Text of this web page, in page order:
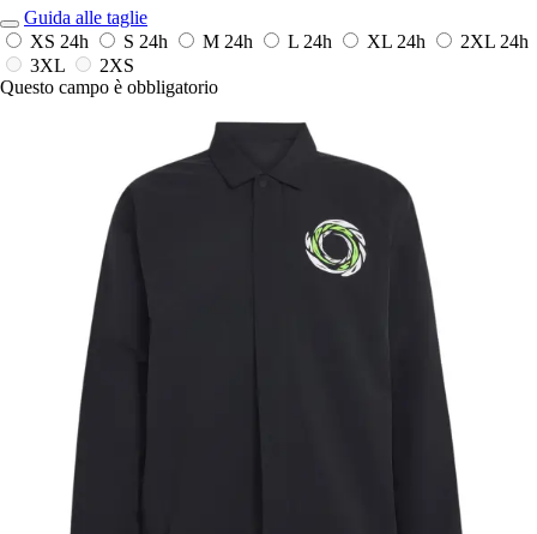
Guida alle taglie
XS 24h S 24h M 24h L 24h XL 24h 2XL 24h
3XL
2XS
Questo campo è obbligatorio